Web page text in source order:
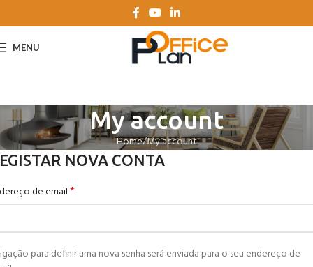
MENU
My account
Home My account
NOVA CONTA
de email*
para definir uma nova senha será enviada para o seu endereço de